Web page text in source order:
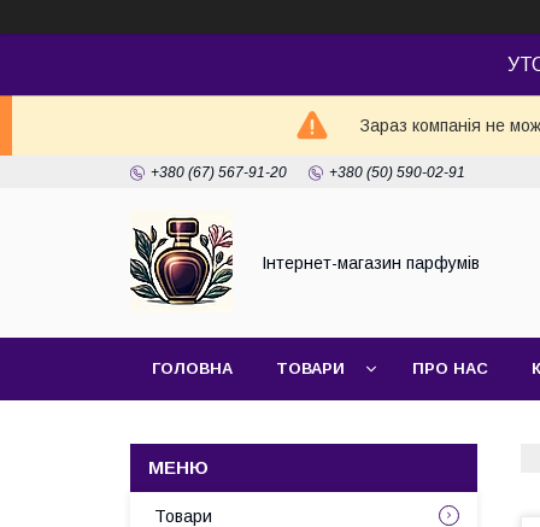
Зараз компанія не
+380 (67) 567-91-20 +380 (50) 590-02-91
Інтернет-магазин парфумів
ГОЛОВНА ТОВАРИ ПРО НАС
Товари